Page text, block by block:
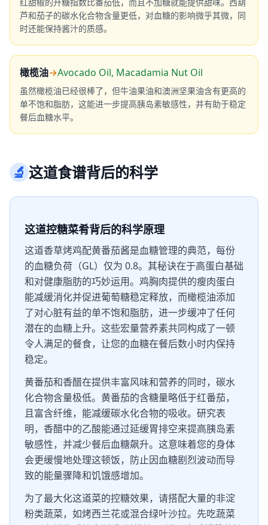
芦和茄子的碳水化合物含量更低，对血糖的影响微乎其微，同
时还能保持酱汁的质感。
橄榄油→Avocado Oil, Macadamia Nut Oil
虽然橄榄油已经很棒了，但牛油果油和澳洲坚果油含有更高的
单不饱和脂肪，这能进一步提高胰岛素敏感性，并有助于稳定
餐后血糖水平。
🔬这道食谱背后的科学
这道控糖菜肴背后的科学原理
这道香草烤鸡配黄番茄酱是血糖管理的典范，每份
的血糖负荷（GL）仅为 0.8。其秘诀在于高蛋白基础
和对健康脂肪的巧妙运用。鸡胸肉提供的瘦肉蛋白
能减缓消化并促进葡萄糖稳定释放，而橄榄油添加
了对心脏有益的单不饱和脂肪，进一步缓冲了任何
潜在的血糖上升。这些宏量营养素共同构成了一顿
令人满足的餐食，让您的血糖在餐后数小时内保持
稳定。
黄番茄和香醋在提供丰富风味和营养的同时，碳水
化合物含量极低。黄番茄的含糖量略低于红番茄，
且富含纤维，能减缓碳水化合物的吸收。研究表
明，香醋中的乙酸能通过延缓胃排空来提高胰岛素
敏感性，并减少餐后血糖飙升。这意味着您的身体
会更缓慢地处理这顿饭，防止因血糖剧烈波动而导
致的能量骤降和饥饿感增加。
为了最大化这道菜的控糖效果，请搭配大量的非淀
粉类蔬菜，如烤西兰花或混合绿叶沙拉。先吃蔬菜